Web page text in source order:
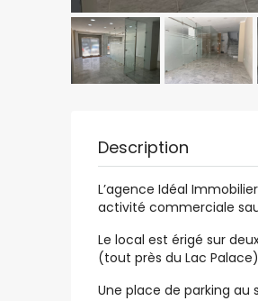
Description
L’agence Idéal
activité commerciale
Le local est érigé sur
(tout près du Lac
Une place de parking au